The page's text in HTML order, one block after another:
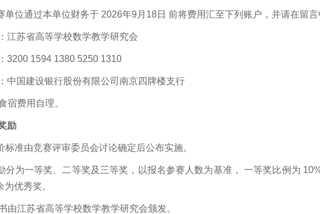
单位通过本单位财务于 2026年9月18日 前将费用汇至下列账户，并请在留言
江苏省高等学校数学教学研究会
3200 1594 1380 5250 1310
中国建设银行股份有限公司南京四牌楼支行
宿费用自理。
励
标准由竞赛评审委员会讨论确定后公布实施。
分为一等奖、二等奖及三等奖，以报名参赛人数为基准， 一等奖比例为
优秀奖。
由江苏省高等学校数学教学研究会颁发。